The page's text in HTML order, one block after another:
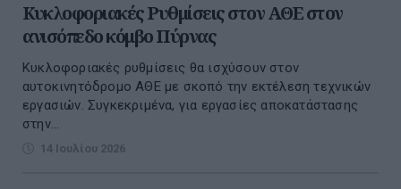
Κυκλοφοριακές Ρυθμίσεις στον ΑΘΕ στον
ανισόπεδο κόμβο Πύρνας
Κυκλοφοριακές ρυθμίσεις θα ισχύσουν στον
αυτοκινητόδρομο ΑΘΕ με σκοπό την εκτέλεση τεχνικών
εργασιών. Συγκεκριμένα, για εργασίες αποκατάστασης
στην...
14 Ιουλίου 2026